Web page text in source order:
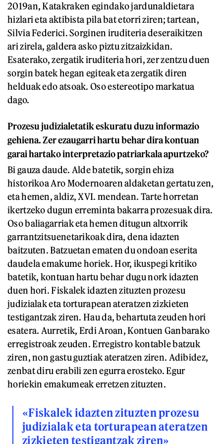
2019an, Katakraken egindako jardunaldietara
hizlari eta aktibista pila bat etorri ziren; tartean,
Silvia Federici. Sorginen iruditeria deseraikitzen
ari zirela, galdera asko piztu zitzaizkidan.
Esaterako, zergatik iruditeria hori, zer zentzu duen
sorgin batek hegan egiteak eta zergatik diren
helduak edo atsoak. Oso estereotipo markatua
dago.
Prozesu judizialetatik eskuratu duzu informazio
gehiena. Zer ezaugarri hartu behar dira kontuan
garai hartako interpretazio patriarkala apurtzeko?
Bi gauza daude. Alde batetik, sorgin ehiza
historikoa Aro Modernoaren aldaketan gertatu zen,
eta hemen, aldiz, XVI. mendean. Tarte horretan
ikertzeko dugun erreminta bakarra prozesuak dira.
Oso baliagarriak eta hemen ditugun altxorrik
garrantzitsuenetarikoak dira, dena idazten
baitzuten. Batzuetan ematen du ondoan eserita
daudela emakume horiek. Hor, ikuspegi kritiko
batetik, kontuan hartu behar dugu nork idazten
duen hori. Fiskalek idazten zituzten prozesu
judizialak eta torturapean ateratzen zizkieten
testigantzak ziren. Hau da, behartuta zeuden hori
esatera. Aurretik, Erdi Aroan, Kontuen Ganbarako
erregistroak zeuden. Erregistro kontable batzuk
ziren, non gastu guztiak ateratzen ziren. Adibidez,
zenbat diru erabili zen egurra erosteko. Egur
horiekin emakumeak erretzen zituzten.
«Fiskalek idazten zituzten prozesu
judizialak eta torturapean ateratzen
zizkieten testigantzak ziren»